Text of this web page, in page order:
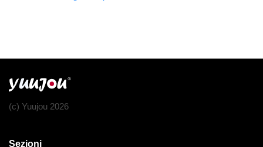
(c) Yuujou 2026
Sezioni